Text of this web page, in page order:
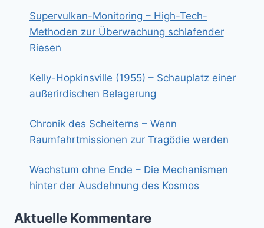
Supervulkan-Monitoring – High-Tech-
Methoden zur Überwachung schlafender
Riesen
Kelly-Hopkinsville (1955) – Schauplatz einer
außerirdischen Belagerung
Chronik des Scheiterns – Wenn
Raumfahrtmissionen zur Tragödie werden
Wachstum ohne Ende – Die Mechanismen
hinter der Ausdehnung des Kosmos
Aktuelle Kommentare